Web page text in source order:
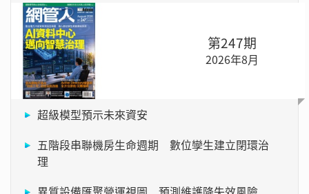
第247期
2026年8月
超級模型預示未來資安
五階段串聯機房生命週期 數位孿生建立閉環治
理